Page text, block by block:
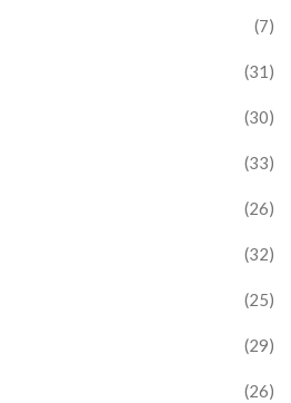
(7)
(31)
(30)
(33)
(26)
(32)
(25)
(29)
(26)